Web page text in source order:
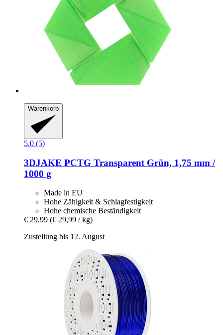
Warenkorb
5.0 (5)
3DJAKE PCTG Transparent Grün, 1,75 mm /
1000 g
Made in EU
Hohe Zähigkeit & Schlagfestigkeit
Hohe chemische Beständigkeit
€ 29,99 (€ 29,99 / kg)
Zustellung bis 12. August